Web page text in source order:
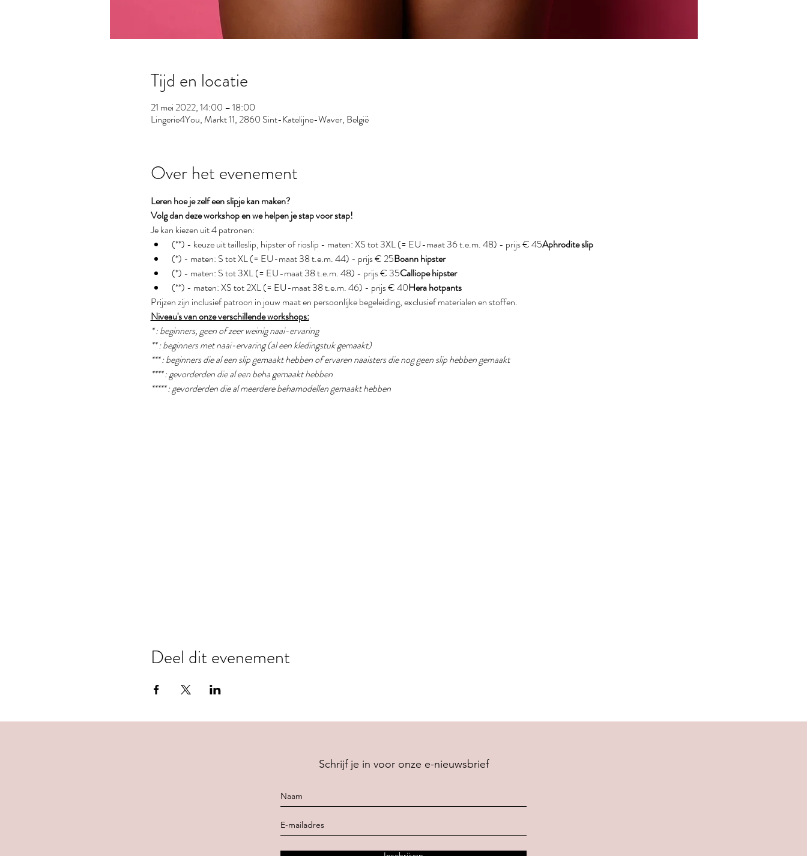
Tijd en locatie
21 mei 2022, 14:00 – 18:00
Lingerie4You, Markt 11, 2860 Sint-Katelijne-Waver, België
Over het evenement
Leren hoe je zelf een slipje kan maken?
Volg dan deze workshop en we helpen je stap voor stap!
Je kan kiezen uit 4 patronen:
(**) - keuze uit tailleslip, hipster of rioslip - maten: XS tot 3XL (= EU-maat 36 t.e.m. 48) - prijs € 45Aphrodite slip
(*) - maten: S tot XL (= EU-maat 38 t.e.m. 44) - prijs € 25Boann hipster
(*) - maten: S tot 3XL (= EU-maat 38 t.e.m. 48) - prijs € 35Calliope hipster
(**) - maten: XS tot 2XL (= EU-maat 38 t.e.m. 46) - prijs € 40Hera hotpants
Prijzen zijn inclusief patroon in jouw maat en persoonlijke begeleiding, exclusief materialen en stoffen.
Niveau's van onze verschillende workshops:
* : beginners, geen of zeer weinig naai-ervaring
** : beginners met naai-ervaring (al een kledingstuk gemaakt)
*** : beginners die al een slip gemaakt hebben of ervaren naaisters die nog geen slip hebben gemaakt
**** : gevorderden die al een beha gemaakt hebben
***** : gevorderden die al meerdere behamodellen gemaakt hebben
Deel dit evenement
Schrijf je in voor onze e-nieuwsbrief